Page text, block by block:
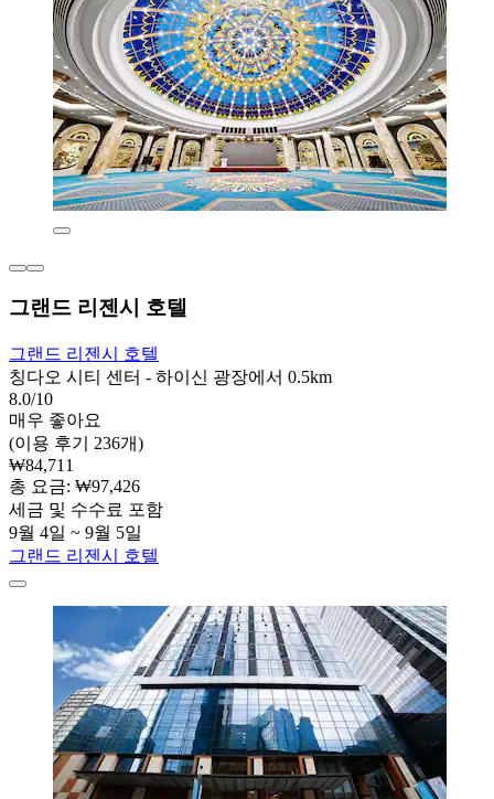
그랜드 리젠시 호텔
그랜드 리젠시 호텔
칭다오 시티 센터 - 하이신 광장에서 0.5km
8.0/10
매우 좋아요
(이용 후기 236개)
₩84,711
총 요금: ₩97,426
세금 및 수수료 포함
9월 4일 ~ 9월 5일
그랜드 리젠시 호텔